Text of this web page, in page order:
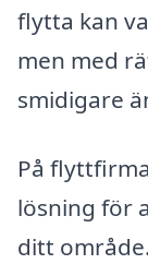
flytta kan
men med
smidigare
På
lösning för
ditt